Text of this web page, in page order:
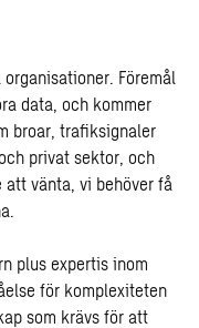
Föremål
data, och kommer
broar, trafiksignaler
privat sektor, och
vänta, vi behöver få
plus expertis inom
för komplexiteten
som krävs för att